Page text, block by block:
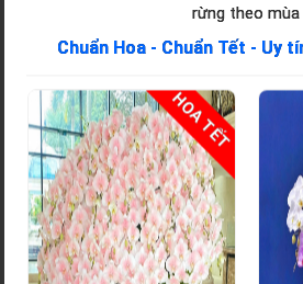
rừng theo mùa
Chuẩn Hoa - Chuẩn Tết - Uy
HOA TẾT